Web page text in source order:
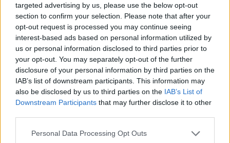
targeted advertising by us, please use the below opt-out
section to confirm your selection. Please note that after your
opt-out request is processed you may continue seeing
interest-based ads based on personal information utilized by
us or personal information disclosed to third parties prior to
your opt-out. You may separately opt-out of the further
disclosure of your personal information by third parties on the
IAB’s list of downstream participants. This information may
also be disclosed by us to third parties on the IAB’s List of
Downstream Participants that may further disclose it to other
Personal Data Processing Opt Outs
ΤΟΥΡΙΣΜΟΣ
Τουρισμός για Όλους 2026-2027: Όλα όσα
Αν και πολλοί δεν έχουν φύγει ακόμα για τις καλοκαιρινές τους